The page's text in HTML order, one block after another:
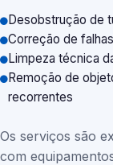
Desobstrução de
Correção de
Limpeza técnica
Remoção de
recorrentes
Os serviços são
com